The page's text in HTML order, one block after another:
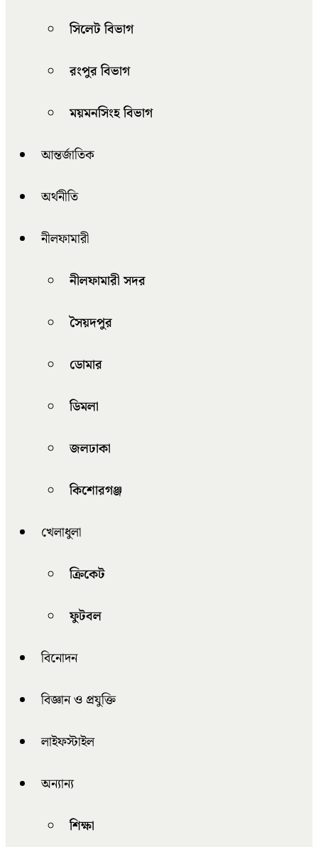
সিলেট বিভাগ
রংপুর বিভাগ
ময়মনসিংহ বিভাগ
আন্তর্জাতিক
অর্থনীতি
নীলফামারী
নীলফামারী সদর
সৈয়দপুর
ডোমার
ডিমলা
জলঢাকা
কিশোরগঞ্জ
খেলাধুলা
ক্রিকেট
ফুটবল
বিনোদন
বিজ্ঞান ও প্রযুক্তি
লাইফস্টাইল
অন্যান্য
শিক্ষা